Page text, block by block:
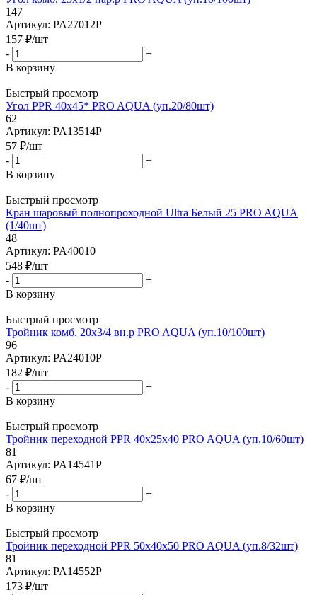
147
Артикул: PA27012P
157 ₽/шт
-
+
В корзину
Быстрый просмотр
Угол PPR 40х45* PRO AQUA (уп.20/80шт)
62
Артикул: PA13514P
57 ₽/шт
-
+
В корзину
Быстрый просмотр
Кран шаровый полнопроходной Ultra Белый 25 PRO AQUA
(1/40шт)
48
Артикул: PA40010
548 ₽/шт
-
+
В корзину
Быстрый просмотр
Тройник комб. 20х3/4 вн.р PRO AQUA (уп.10/100шт)
96
Артикул: PA24010P
182 ₽/шт
-
+
В корзину
Быстрый просмотр
Тройник переходной PPR 40x25x40 PRO AQUA (уп.10/60шт)
81
Артикул: PA14541P
67 ₽/шт
-
+
В корзину
Быстрый просмотр
Тройник переходной PPR 50х40х50 PRO AQUA (уп.8/32шт)
81
Артикул: PA14552P
173 ₽/шт